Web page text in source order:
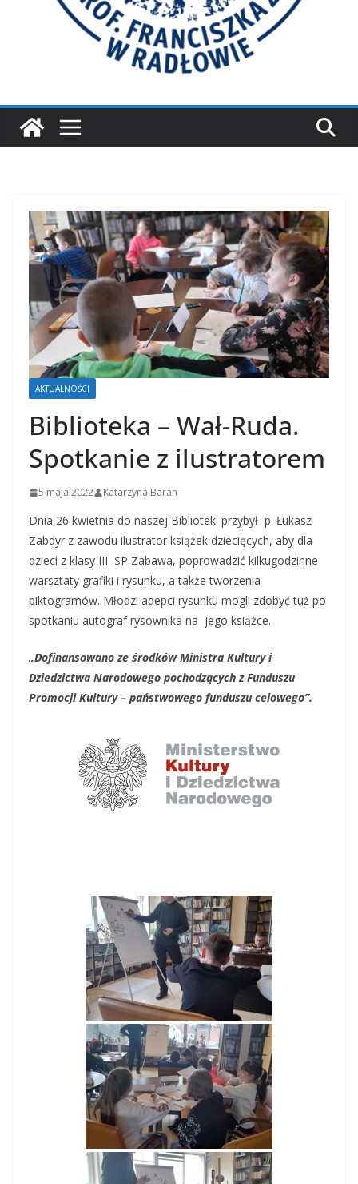
AKTUALNOŚCI
Biblioteka – Wał-Ruda.
Spotkanie z ilustratorem
5 maja 2022 Katarzyna Baran
Dnia 26 kwietnia do naszej Biblioteki przybył p. Łukasz
Zabdyr z zawodu ilustrator książek dziecięcych, aby dla
dzieci z klasy III SP Zabawa, poprowadzić kilkugodzinne
warsztaty grafiki i rysunku, a także tworzenia
piktogramów. Młodzi adepci rysunku mogli zdobyć tuż po
spotkaniu autograf rysownika na jego książce.
„Dofinansowano ze środków Ministra Kultury i
Dziedzictwa Narodowego pochodzących z Funduszu
Promocji Kultury – państwowego funduszu celowego”.